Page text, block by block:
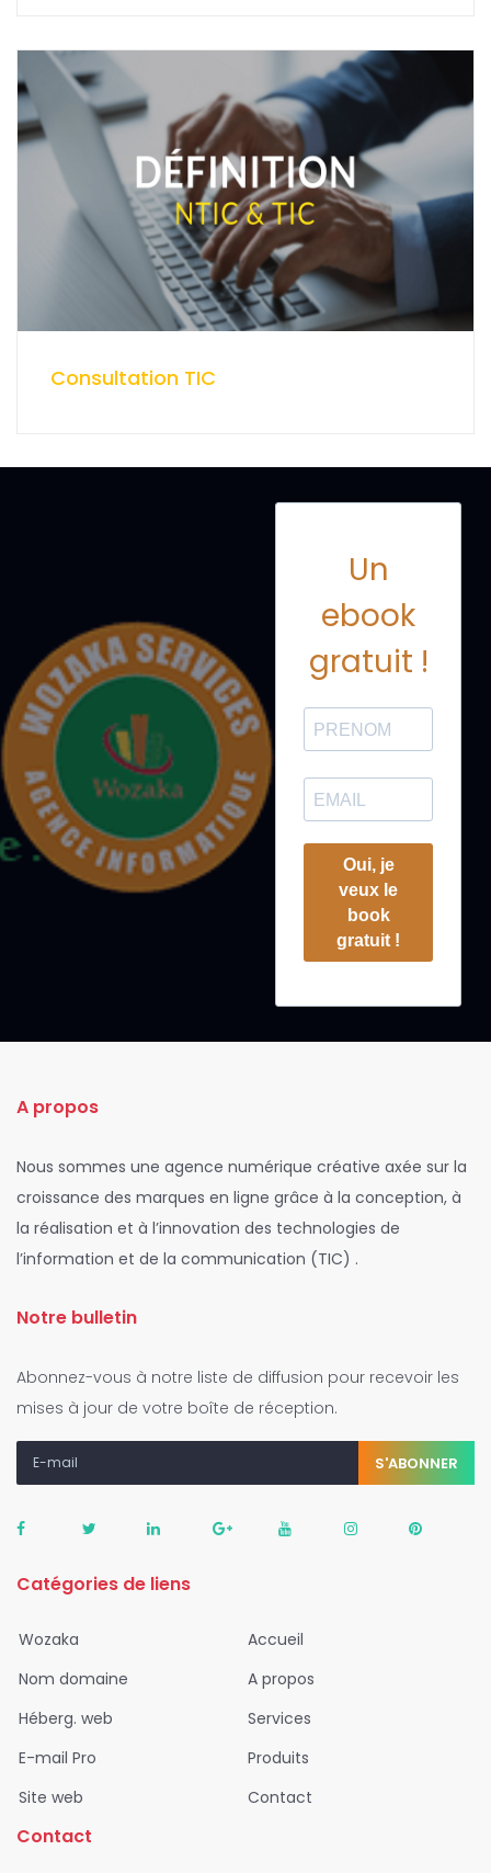
Consultation TIC
Un
ebook
gratuit !
Oui, je
veux le
book
gratuit !
A propos
Nous sommes une agence numérique créative axée sur la
croissance des marques en ligne grâce à la conception, à
la réalisation et à l’innovation des technologies de
l’information et de la communication (TIC) .
Notre bulletin
Abonnez-vous à notre liste de diffusion pour recevoir les
mises à jour de votre boîte de réception.
S'ABONNER
Catégories de liens
Wozaka
Accueil
Nom domaine
A propos
Héberg. web
Services
E-mail Pro
Produits
Site web
Contact
Contact